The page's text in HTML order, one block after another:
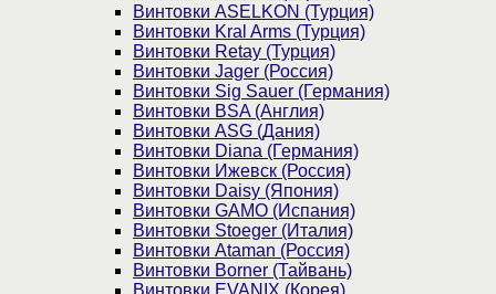
Винтовки ASELKON (Турция)
Винтовки Kral Arms (Турция)
Винтовки Retay (Турция)
Винтовки Jager (Россия)
Винтовки Sig Sauer (Германия)
Винтовки BSA (Англия)
Винтовки ASG (Дания)
Винтовки Diana (Германия)
Винтовки Ижевск (Россия)
Винтовки Daisy (Япония)
Винтовки GAMO (Испания)
Винтовки Stoeger (Италия)
Винтовки Ataman (Россия)
Винтовки Borner (Тайвань)